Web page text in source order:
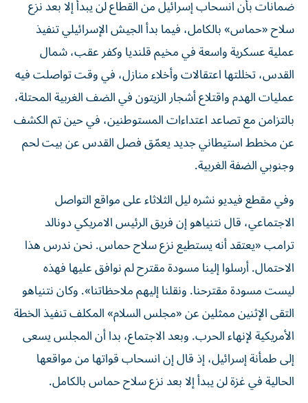
ضمانات بأن انسحاب إسرائيل من القطاع لن يبدأ إلا بعد نزع
سلاح «حماس» بالكامل، فيما بدأ الجيش الإسرائيلي تنفيذ
عملية عسكرية واسعة في مخيم قلنديا وكفر عقب، شمال
القدس، تخللتها اعتقالات وأخلاء منازل، في وقت تواصلت فيه
عمليات الهدم واقتلاع أشجار الزيتون في الضف الغربية المحتلة،
بالتزامن مع تصاعد اعتداءات المستوطنين، في حين تم الكشف
عن مخطط استيطاني جديد يعمّق فصل القدس عن بيت لحم
وجنوبي الضفة الغربية.
وفي مقطع فيديو نشره ليل الثلاثاء على مواقع التواصل
الاجتماعي، قال نتنياهو إن فريق الرئيس الامريكي دونالد
ترامب «يعتقد أنه يستطيع نزع سلاح حماس. نحن ندرس هذا
الاحتمال. أرسلوا إلينا مسودة مقترح لم نوافق عليها فهذه
ليست مسودة مقترحنا. ونقلنا إليهم ملاحظاتنا». وكان نتنياهو
التقى الإثنين ممثلين عن «مجلس السلام» المكلف تنفيذ الخطة
الأمريكية لإنهاء الحرب. وبعد الاجتماع، بدا أن المجلس يسعى
إلى طمأنة إسرائيل، إذ قال إن انسحاب قواتها من مواقعها
الحالية في غزة لن يبدأ إلا بعد نزع سلاح حماس بالكامل.